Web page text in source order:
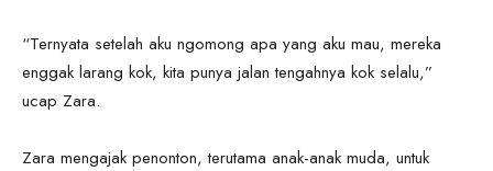
“Ternyata setelah aku ngomong apa yang aku mau, mereka
enggak larang kok, kita punya jalan tengahnya kok selalu,”
ucap Zara.
Zara mengajak penonton, terutama anak-anak muda, untuk